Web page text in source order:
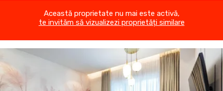
Această proprietate nu mai este activă,
te invităm să vizualizezi proprietăți similare